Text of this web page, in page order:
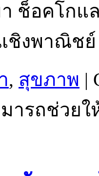
ช็อคโกแ
เชิงพาณิช
, สุขภาพ |
ารถช่วย